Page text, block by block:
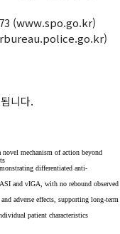
(www.spo.go.kr)
니다.
mechanism of action beyond
differentiated anti-
and vIGA, with no rebound observed
adverse effects, supporting long-term
patient characteristics